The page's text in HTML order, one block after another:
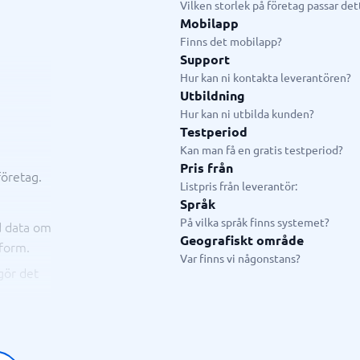
Telefonväxel &
Telefonväxel
AI Receptionist
Kontaktcenter
Molnväxel
Callcenter-system
Företagstelefoni
IP-telefoni
data om
det
Vilken storlek på företag passar
Mobilapp
Finns det mobilapp?
Support
Hur kan ni kontakta leverantören?
Utbildning
Hur kan ni utbilda kunden?
Testperiod
Kan man få en gratis testperiod?
Pris från
Listpris från leverantör:
Språk
På vilka språk finns systemet?
Geografiskt område
Var finns vi någonstans?